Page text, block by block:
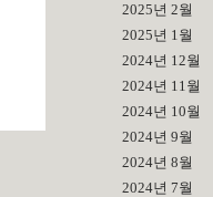
2025년 2월
2025년 1월
2024년 12월
2024년 11월
2024년 10월
2024년 9월
2024년 8월
2024년 7월